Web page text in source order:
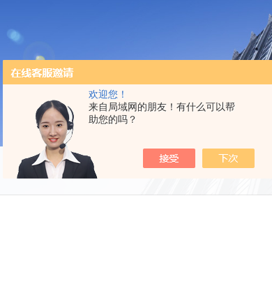
欢迎您！
来自局域网的朋友！有什么可以帮
助您的吗？